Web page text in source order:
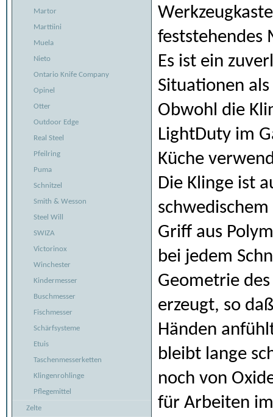
Martor
Marttiini
Muela
Nieto
Ontario Knife Company
Opinel
Otter
Outdoor Edge
Real Steel
Pfeilring
Puma
Schnitzel
Smith & Wesson
Steel Will
SWIZA
Victorinox
Winchester
Kindermesser
Buschmesser
Fischmesser
Schärfsysteme
Etuis
Taschenmesserketten
Klingenrohlinge
Pflegemittel
Zelte
feststehendes
Es ist ein
Situationen
Obwohl die
LightDuty im
Küche
Die Klinge ist
Griff aus
bei jedem
Geometrie
erzeugt, so
Händen
bleibt lange
noch von
für Arbeiten